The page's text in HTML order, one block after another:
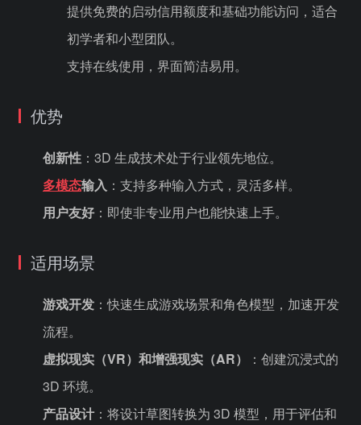
提供免费的启动信用额度和基础功能访问，适合
初学者和小型团队。
支持在线使用，界面简洁易用。
优势
创新性 ：3D 生成技术处于行业领先地位。
多模态输入 ：支持多种输入方式，灵活多样。
用户友好：即使非专业用户也能快速上手。
适用场景
游戏开发 ：快速生成游戏场景和角色模型，加速开发
流程。
虚拟现实（VR）和增强现实（AR）
：创建沉浸式的
3D 环境。
产品设计 ：将设计草图转换为 3D 模型，用于评估和